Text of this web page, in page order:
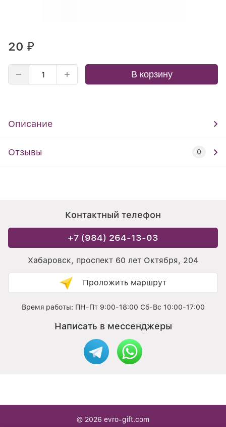
20 ₽
В корзину
Описание
Отзывы 0
Контактный телефон
+7 (984) 264-13-03
Хабаровск, проспект 60 лет Октября, 204
Проложить маршрут
Время работы: ПН-Пт 9:00-18:00 Сб-Вс 10:00-17:00
Написать в мессенджеры
© 2026 evro-gift.com